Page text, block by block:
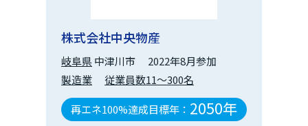
株式会社中央物産
岐阜県中津川市
2022年8月参加
製造業
従業員数11～300名
再エネ100%達成目標年： 2050年